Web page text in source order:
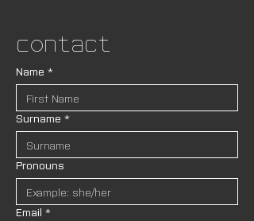
Contact
Name *
Surname *
Pronouns
Email *